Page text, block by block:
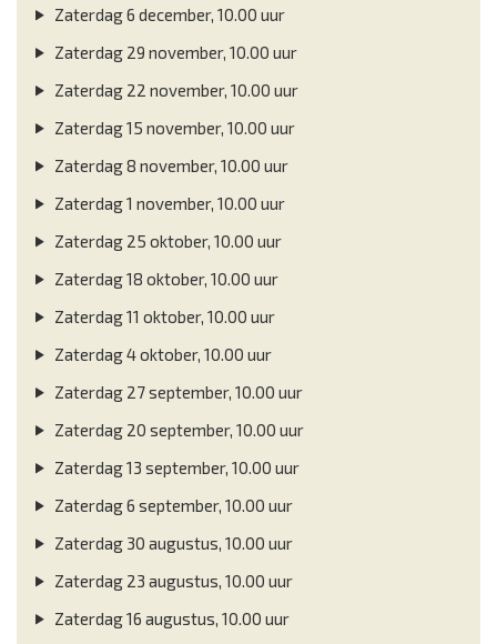
Zaterdag 6 december, 10.00 uur
Zaterdag 29 november, 10.00 uur
Zaterdag 22 november, 10.00 uur
Zaterdag 15 november, 10.00 uur
Zaterdag 8 november, 10.00 uur
Zaterdag 1 november, 10.00 uur
Zaterdag 25 oktober, 10.00 uur
Zaterdag 18 oktober, 10.00 uur
Zaterdag 11 oktober, 10.00 uur
Zaterdag 4 oktober, 10.00 uur
Zaterdag 27 september, 10.00 uur
Zaterdag 20 september, 10.00 uur
Zaterdag 13 september, 10.00 uur
Zaterdag 6 september, 10.00 uur
Zaterdag 30 augustus, 10.00 uur
Zaterdag 23 augustus, 10.00 uur
Zaterdag 16 augustus, 10.00 uur